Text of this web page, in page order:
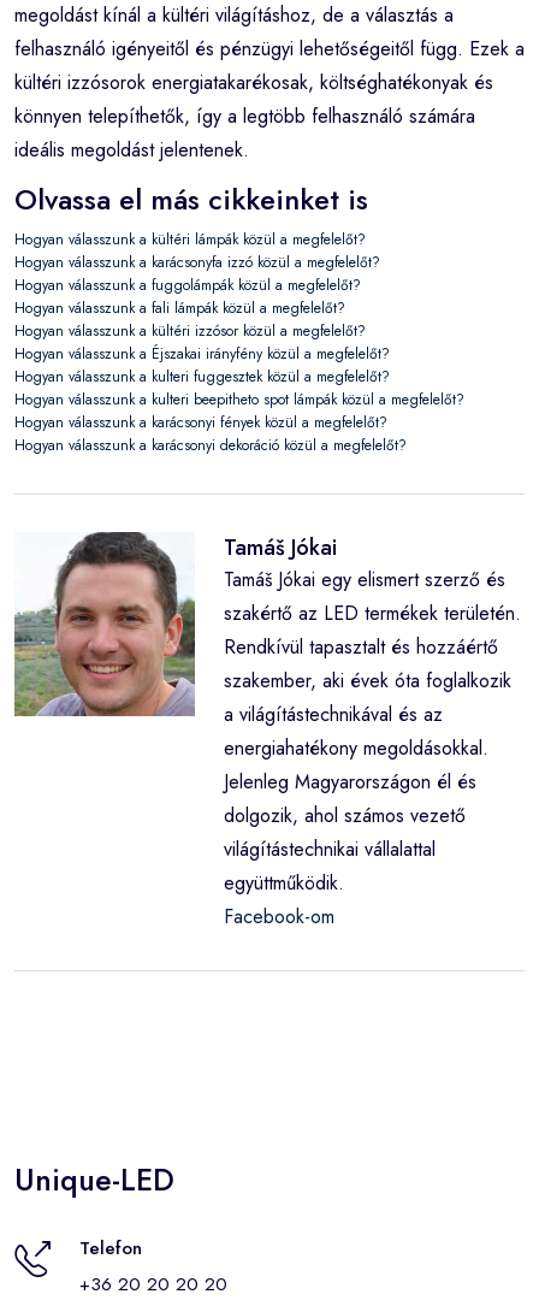
megoldást kínál a kültéri világításhoz, de a választás a
felhasználó igényeitől és pénzügyi lehetőségeitől függ. Ezek a
kültéri izzósorok energiatakarékosak, költséghatékonyak és
könnyen telepíthetők, így a legtöbb felhasználó számára
ideális megoldást jelentenek.
Olvassa el más cikkeinket is
Hogyan válasszunk a kültéri lámpák közül a megfelelőt?
Hogyan válasszunk a karácsonyfa izzó közül a megfelelőt?
Hogyan válasszunk a fuggolámpák közül a megfelelőt?
Hogyan válasszunk a fali lámpák közül a megfelelőt?
Hogyan válasszunk a kültéri izzósor közül a megfelelőt?
Hogyan válasszunk a Éjszakai irányfény közül a megfelelőt?
Hogyan válasszunk a kulteri fuggesztek közül a megfelelőt?
Hogyan válasszunk a kulteri beepitheto spot lámpák közül a megfelelőt?
Hogyan válasszunk a karácsonyi fények közül a megfelelőt?
Hogyan válasszunk a karácsonyi dekoráció közül a megfelelőt?
Tamáš Jókai
Tamáš Jókai egy elismert szerző és
szakértő az LED termékek területén.
Rendkívül tapasztalt és hozzáértő
szakember, aki évek óta foglalkozik
a világítástechnikával és az
energiahatékony megoldásokkal.
Jelenleg Magyarországon él és
dolgozik, ahol számos vezető
világítástechnikai vállalattal
együttműködik.
Facebook-om
Unique-LED
Telefon
+36 20 20 20 20